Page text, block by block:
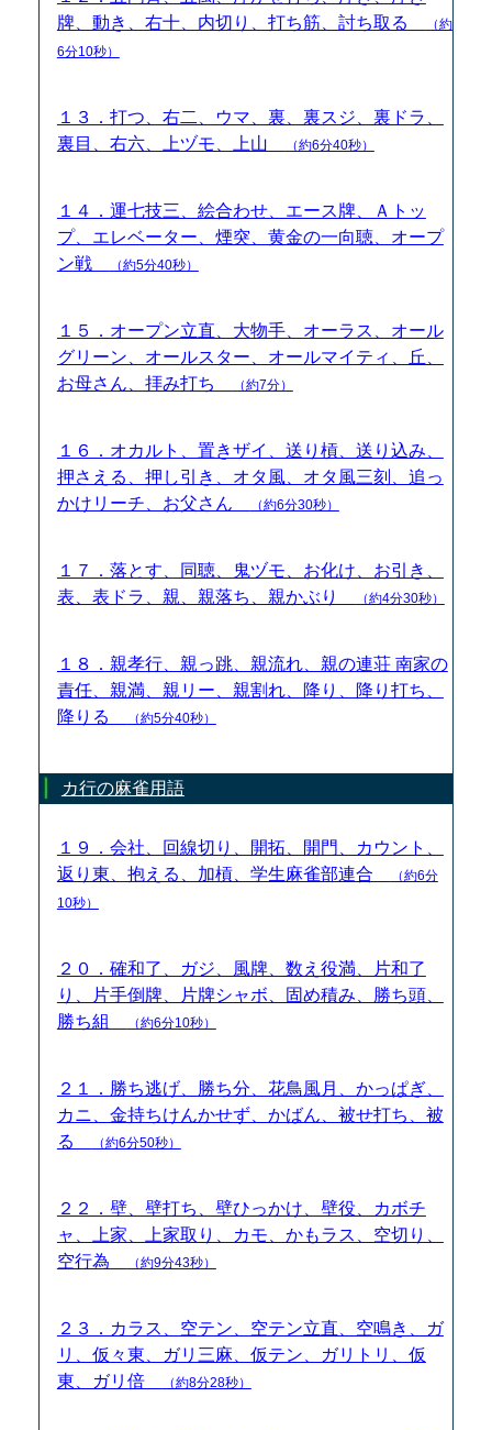
牌、動き、右十、内切り、打ち筋、討ち取る
（約
6分10秒）
１３．打つ、右二、ウマ、裏、裏スジ、裏ドラ、
裏目、右六、上ヅモ、上山
（約6分40秒）
１４．運七技三、絵合わせ、エース牌、Ａトッ
プ、エレベーター、煙突、黄金の一向聴、オープ
ン戦
（約5分40秒）
１５．オープン立直、大物手、オーラス、オール
グリーン、オールスター、オールマイティ、丘、
お母さん、拝み打ち
（約7分）
１６．オカルト、置きザイ、送り槓、送り込み、
押さえる、押し引き、オタ風、オタ風三刻、追っ
かけリーチ、お父さん
（約6分30秒）
１７．落とす、同聴、鬼ヅモ、お化け、お引き、
表、表ドラ、親、親落ち、親かぶり
（約4分30秒）
１８．親孝行、親っ跳、親流れ、親の連荘 南家の
責任、親満、親リー、親割れ、降り、降り打ち、
降りる
（約5分40秒）
カ行の麻雀用語
１９．会社、回線切り、開拓、開門、カウント、
返り東、抱える、加槓、学生麻雀部連合
（約6分
10秒）
２０．確和了、ガジ、風牌、数え役満、片和了
り、片手倒牌、片牌シャボ、固め積み、勝ち頭、
勝ち組
（約6分10秒）
２１．勝ち逃げ、勝ち分、花鳥風月、かっぱぎ、
カニ、金持ちけんかせず、かばん、被せ打ち、被
る
（約6分50秒）
２２．壁、壁打ち、壁ひっかけ、壁役、カボチ
ャ、上家、上家取り、カモ、かもラス、空切り、
空行為
（約9分43秒）
２３．カラス、空テン、空テン立直、空鳴き、ガ
リ、仮々東、ガリ三麻、仮テン、ガリトリ、仮
東、ガリ倍
（約8分28秒）